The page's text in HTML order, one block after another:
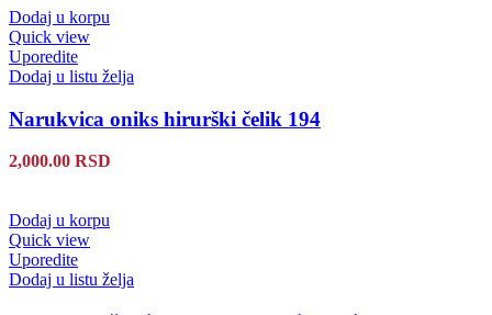
Dodaj u korpu
Quick view
Uporedite
Dodaj u listu želja
Narukvica oniks hirurški čelik 194
2,000.00 RSD
Dodaj u korpu
Quick view
Uporedite
Dodaj u listu želja